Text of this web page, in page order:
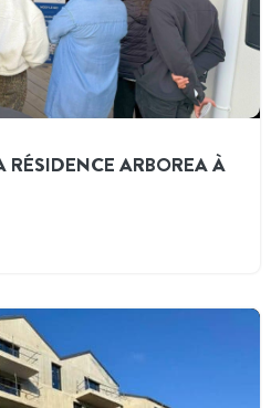
ARBOREA À